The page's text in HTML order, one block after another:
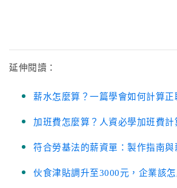
延伸閱讀：
薪水怎麼算？一篇學會如何計算正
加班費怎麼算？人資必學加班費計
符合勞基法的薪資單：製作指南與
伙食津貼調升至3000元，企業該怎